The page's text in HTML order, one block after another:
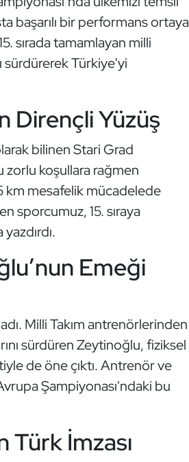
başarılı bir performans ortaya
sırada tamamlayan milli
sürdürerek Türkiye'yi
Dirençli Yüzüş
bilinen Stari Grad
zorlu koşullara rağmen
km mesafelik mücadelede
sporcumuz, 15. sıraya
Emeği
Milli Takım antrenörlerinden
sürdüren Zeytinoğlu, fiziksel
de öne çıktı. Antrenör ve
Şampiyonası'ndaki bu
Türk İmzası